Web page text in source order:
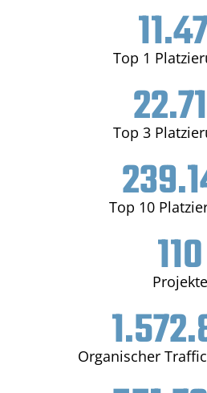
Top 1
Top 3
Top 10
Projekte
110
Organischer